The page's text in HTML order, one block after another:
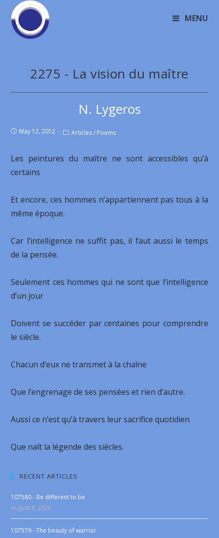
MENU
2275 - La vision du maître
N. Lygeros
May 12, 2012 Articles / Poems
Les peintures du maître ne sont accessibles qu’à
certains
Et encore, ces hommes n’appartiennent pas tous à la
même époque.
Car l’intelligence ne suffit pas, il faut aussi le temps
de la pensée.
Seulement ces hommes qui ne sont que l’intelligence
d’un jour
Doivent se succéder par centaines pour comprendre
le siècle.
Chacun d’eux ne transmet à la chaîne
Que l’engrenage de ses pensées et rien d’autre.
Aussi ce n’est qu’à travers leur sacrifice quotidien
Que naît la légende des siècles.
RECENT ARTICLES
107580 - Be different to be
August 6, 2026
107579 - The beauty of warrior